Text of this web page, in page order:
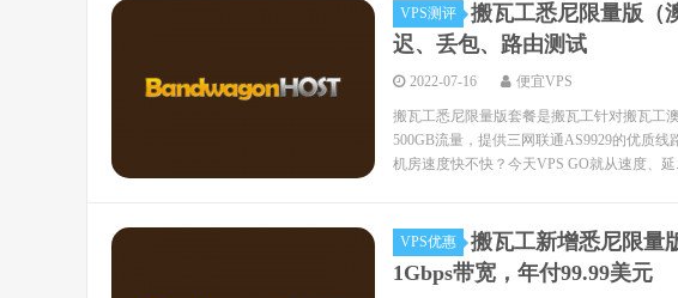
VPS测评
搬瓦工悉尼限量版（
迟、丢包、路由测试
2022-07-16 便宜VPS
搬瓦工悉尼限量版套餐是搬瓦工针对搬瓦工
500GB流量，提供三网联通AS9929的优质
机房速度快不快？今天VPS GO就从速度、延
VPS优惠
搬瓦工新增悉尼限量
1Gbps带宽，年付99.99美元